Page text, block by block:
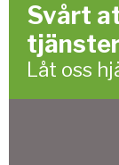
Svårt
Låt oss